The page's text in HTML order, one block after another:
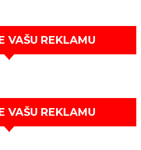
VAŠU REKLAMU
VAŠU REKLAMU